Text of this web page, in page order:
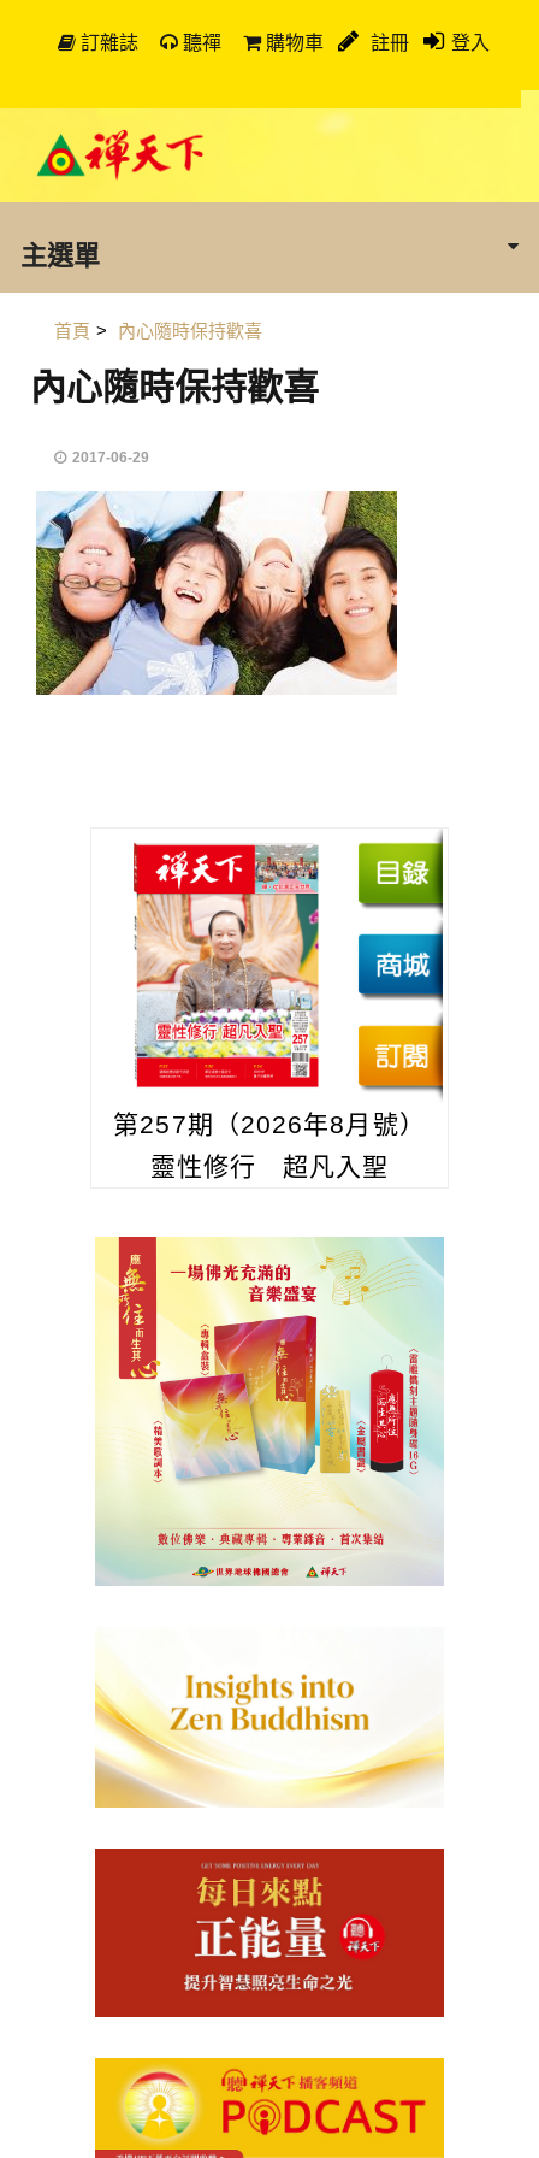
訂雜誌 聽禪 購物車 註冊 登入
主選單
首頁 > 內心隨時保持歡喜
內心隨時保持歡喜
2017-06-29
第257期（2026年8月號）
靈性修行 超凡入聖